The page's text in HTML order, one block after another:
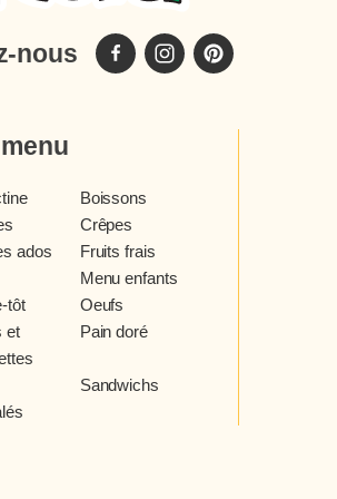
nous
Boissons
Crêpes
ados
Fruits frais
Menu enfants
tôt
Oeufs
et
Pain doré
Sandwichs